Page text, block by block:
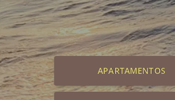
APARTAMENTOS